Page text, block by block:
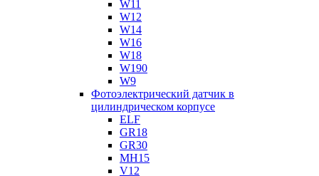
W11
W12
W14
W16
W18
W190
W9
Фотоэлектрический датчик в
цилиндрическом корпусе
ELF
GR18
GR30
MH15
V12